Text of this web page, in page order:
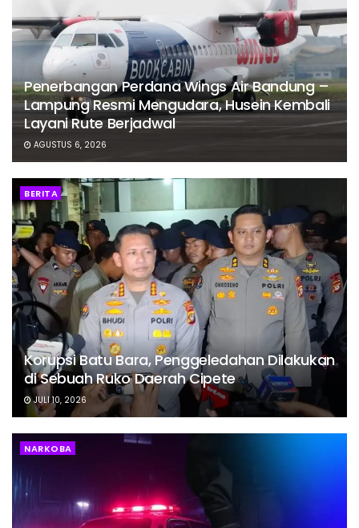
Penerbangan Perdana Wings Air Bandung –
Lampung Resmi Mengudara, Husein Kembali
Layani Rute Berjadwal
AGUSTUS 6, 2026
BERITA
Korupsi Batu Bara, Penggeledahan Dilakukan
di Sebuah Ruko Daerah Cipete
JULI 10, 2026
NARKOBA